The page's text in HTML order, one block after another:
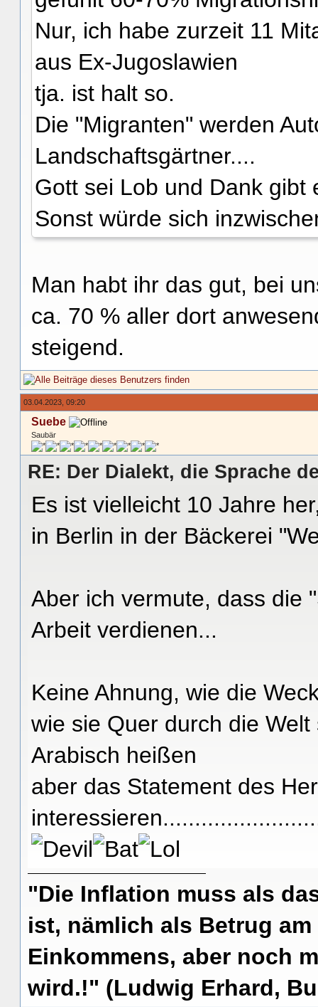
Nur, ich habe zurzeit 11
aus Ex-Jugoslawien
tja. ist halt so.
Die "Migranten" werden
Landschaftsgärtner....
Gott sei Lob und Dank gibt
Sonst würde sich
Man habt ihr das gut, bei
ca. 70 % aller dort
steigend.
03.04.2023, 09:20
Suebe
Saubär
RE: Der Dialekt, die Sprache
Es ist vielleicht 10 Jahre
in Berlin in der Bäckerei
Aber ich vermute, dass die
Arbeit verdienen...
Keine Ahnung, wie die
wie sie Quer durch die
Arabisch heißen
aber das Statement des
"Die Inflation muss als
ist, nämlich als Betrug
Einkommens, aber noch
wird.!" (Ludwig Erhard,